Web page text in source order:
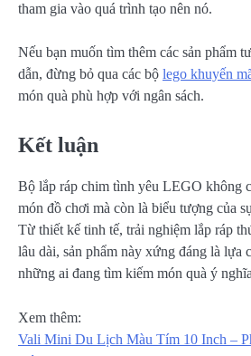
tham gia vào quá trình tạo nên nó.
Nếu bạn muốn tìm thêm các sản phẩm
dẫn, đừng bỏ qua các bộ lego khuyến
món quà phù hợp với ngân sách.
Kết luận
Bộ lắp ráp chim tình yêu LEGO không
món đồ chơi mà còn là biểu tượng của
Từ thiết kế tinh tế, trải nghiệm lắp ráp
lâu dài, sản phẩm này xứng đáng là lựa
những ai đang tìm kiếm món quà ý
Xem thêm:
Vali Mini Du Lịch Màu Tím 10 Inch –